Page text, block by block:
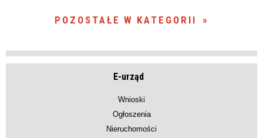
POZOSTAŁE W KATEGORII
E-urząd
Wnioski
Ogłoszenia
Nieruchomości